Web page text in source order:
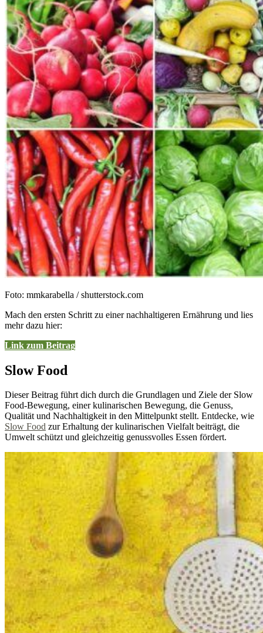
Foto: mmkarabella / shutterstock.com
Mach den ersten Schritt zu einer nachhaltigeren Ernährung und lies
mehr dazu hier:
Link zum Beitrag
Slow Food
Dieser Beitrag führt dich durch die Grundlagen und Ziele der Slow
Food-Bewegung, einer kulinarischen Bewegung, die Genuss,
Qualität und Nachhaltigkeit in den Mittelpunkt stellt. Entdecke, wie
Slow Food zur Erhaltung der kulinarischen Vielfalt beiträgt, die
Umwelt schützt und gleichzeitig genussvolles Essen fördert.